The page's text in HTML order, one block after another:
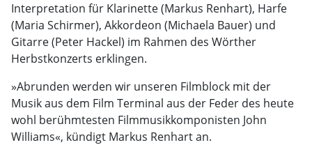
Interpretation für Klarinette (Markus Renhart), Harfe
(Maria Schirmer), Akkordeon (Michaela Bauer) und
Gitarre (Peter Hackel) im Rahmen des Wörther
Herbstkonzerts erklingen.
»Abrunden werden wir unseren Filmblock mit der
Musik aus dem Film Terminal aus der Feder des heute
wohl berühmtesten Filmmusikkomponisten John
Williams«, kündigt Markus Renhart an.